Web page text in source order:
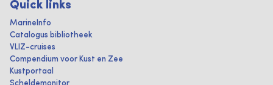
Quick links
MarineInfo
Catalogus bibliotheek
VLIZ-cruises
Compendium voor Kust en Zee
Kustportaal